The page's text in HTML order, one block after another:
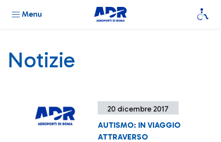
Menu
Notizie
20 dicembre 2017
AUTISMO: IN VIAGGIO
ATTRAVERSO